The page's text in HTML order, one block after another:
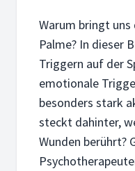
Warum bringt
Palme? In dieser
Triggern auf der
emotionale
besonders stark
steckt dahinter,
Wunden berührt?